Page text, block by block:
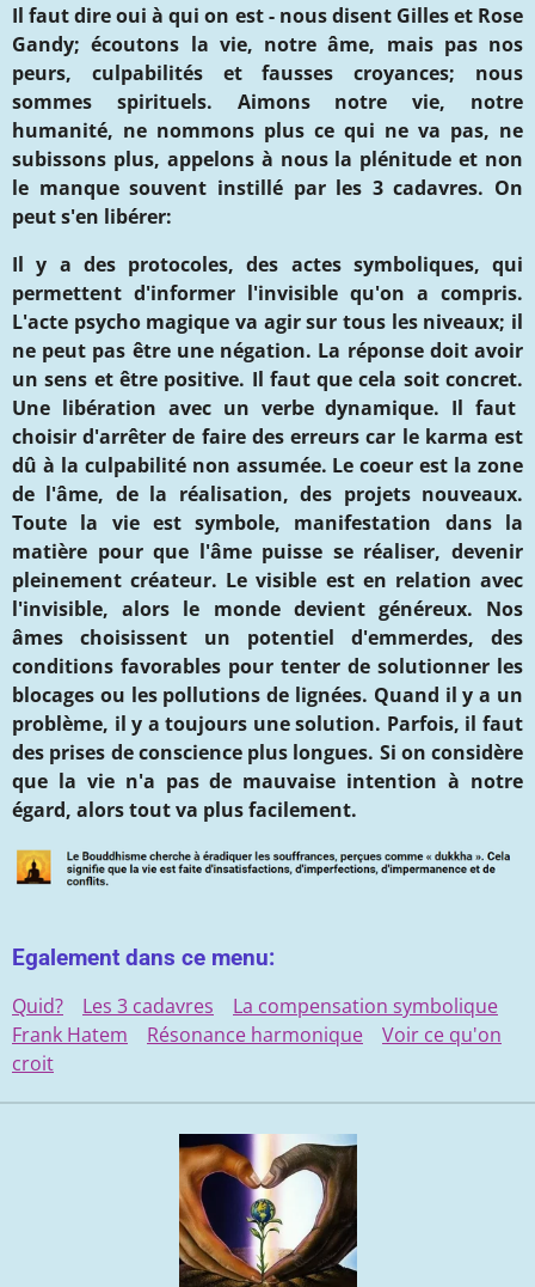
Il faut dire oui à qui on est- nous disent Gilles et Rose
Gandy; écoutons la vie, notre âme, mais pas nos
peurs, culpabilités etfaussescroyances; nous
sommes spirituels. Aimons notre vie, notre
humanité, ne nommons plus ce qui ne va pas, ne
subissons plus, appelons à nous la plénitude et non
le manquesouvent instillé par les 3 cadavres. On
peut s'en libérer:
Il y a des protocoles, des actes symboliques, qui
permettent d'informer l'invisible qu'on a compris.
L'acte psycho magique va agir sur tous les niveaux; il
ne peut pas être une négation. La réponse doit avoir
un sens et être positive. Il faut que cela soit concret.
Une libération avec un verbe dynamique. Il faut
choisir d'arrêter de faire des erreurs car le karma est
dû à la culpabilité non assumée. Le coeur est la zone
de l'âme, de la réalisation, des projets nouveaux.
Toute la vie est symbole, manifestation dans la
matière pour que l'âme puisse se réaliser, devenir
pleinement créateur. Le visible est en relation avec
l'invisible, alors le monde devient généreux. Nos
âmes choisissent un potentiel d'emmerdes, des
conditions favorables pour tenter de solutionner les
blocages ou les pollutions de lignées. Quand il y a un
problème, il y a toujours une solution. Parfois, il faut
des prises de conscience plus longues. Si on considère
que la vie n'a pas de mauvaise intention à notre
égard, alors tout va plus facilement.
Egalement dans ce menu:
Quid?
Les 3 cadavres
La compensation symbolique
Frank Hatem
Résonance harmonique
Voir ce qu'on
croit